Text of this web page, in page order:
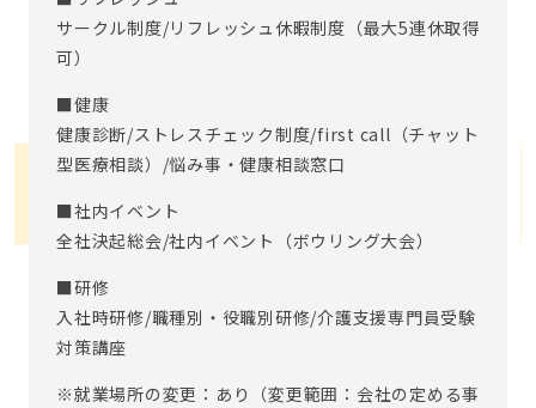
サークル制度/リフレッシュ休暇制度（最大5連休取得
可）
■健康
健康診断/ストレスチェック制度/first call（チャット
型医療相談）/悩み事・健康相談窓口
■社内イベント
全社決起総会/社内イベント（ボウリング大会）
■研修
入社時研修/職種別・役職別研修/介護支援専門員受験
対策講座
※就業場所の変更：あり（変更範囲：会社の定める事